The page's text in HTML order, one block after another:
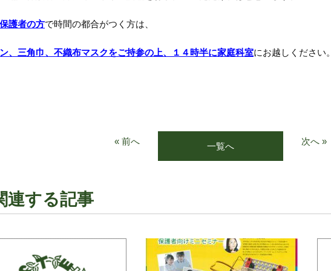
護者の方で時間の都合がつく方は、
、三角巾、不織布マスクをご持参の上、１４時半に家庭科室にお越しください
« 前へ 一覧へ 次へ »
連する記事